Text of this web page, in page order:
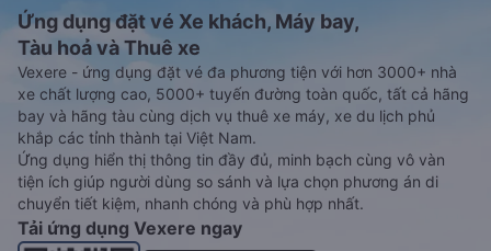
Ứng dụng đặt vé Xe khách, Máy bay,
Tàu hoả và Thuê xe
Vexere - ứng dụng đặt vé đa phương tiện với hơn 3000+ nhà
xe chất lượng cao, 5000+ tuyến đường toàn quốc, tất cả hãng
bay và hãng tàu cùng dịch vụ thuê xe máy, xe du lịch phủ
khắp các tỉnh thành tại Việt Nam.
Ứng dụng hiển thị thông tin đầy đủ, minh bạch cùng vô vàn
tiện ích giúp người dùng so sánh và lựa chọn phương án di
chuyển tiết kiệm, nhanh chóng và phù hợp nhất.
Tải ứng dụng Vexere ngay